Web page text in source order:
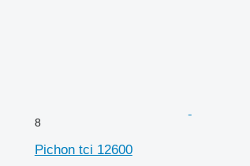
8
Pichon tci 12600